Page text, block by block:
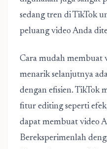
sedang tren di TikTok
peluang video Anda
Cara mudah membuat
menarik selanjutnya
dengan efisien. TikTok
fitur editing seperti
dapat membuat video
Bereksperimenlah